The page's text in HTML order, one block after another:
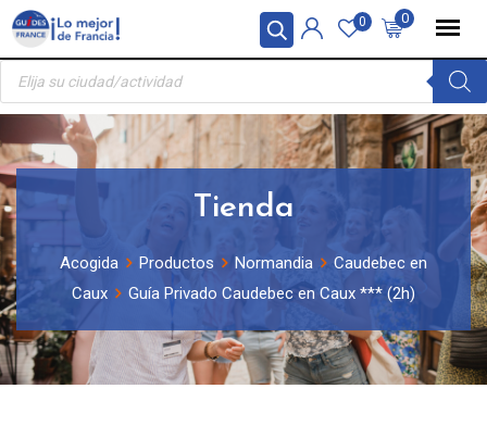
Panel de gestión de cookies
Skip
content
0
0
Búsqueda
productos
Tienda
Acogida Productos Normandia
Caudebec en
Caux
Guía Privado Caudebec en Caux *** (2h)